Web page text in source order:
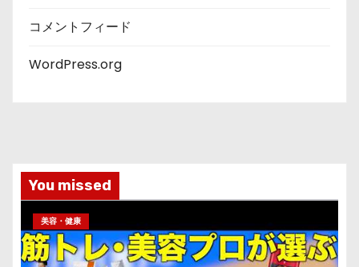
コメントフィード
WordPress.org
You missed
美容・健康